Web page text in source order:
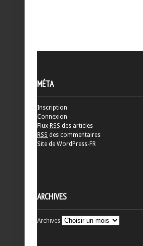
MÉTA
Inscription
Connexion
Flux RSS des articles
RSS des commentaires
Site de WordPress-FR
ARCHIVES
Archives